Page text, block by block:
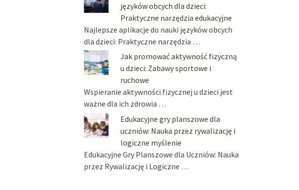
języków obcych dla dzieci:
Praktyczne narzędzia edukacyjne
Najlepsze aplikacje do nauki języków obcych
dla dzieci: Praktyczne narzędzia …
Jak promować aktywność fizyczną
u dzieci: Zabawy sportowe i
ruchowe
Wspieranie aktywności fizycznej u dzieci jest
ważne dla ich zdrowia …
Edukacyjne gry planszowe dla
uczniów: Nauka przez rywalizację i
logiczne myślenie
Edukacyjne Gry Planszowe dla Uczniów: Nauka
przez Rywalizację i Logiczne …